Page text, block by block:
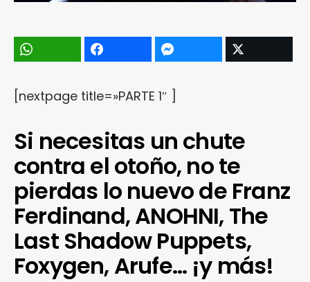
[nextpage title=»PARTE 1″ ]
Si necesitas un chute
contra el otoño, no te
pierdas lo nuevo de Franz
Ferdinand, ANOHNI, The
Last Shadow Puppets,
Foxygen, Arufe… ¡y más!